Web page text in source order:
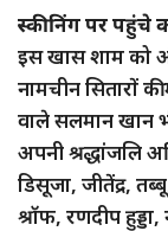
स्कीनिंग पर पहुंचे
इस खास शाम को
नामचीन सितारों
वाले सलमान खान
अपनी श्रद्धांजलि
डिसूजा, जीतेंद्र,
श्रॉफ, रणदीप